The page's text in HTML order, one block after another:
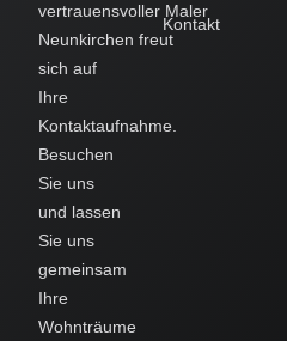
vertrauensvoller Maler
Neunkirchen freut
sich auf
Ihre
Kontaktaufnahme.
Besuchen
Sie uns
und lassen
Sie uns
gemeinsam
Ihre
Wohnträume
Kontakt